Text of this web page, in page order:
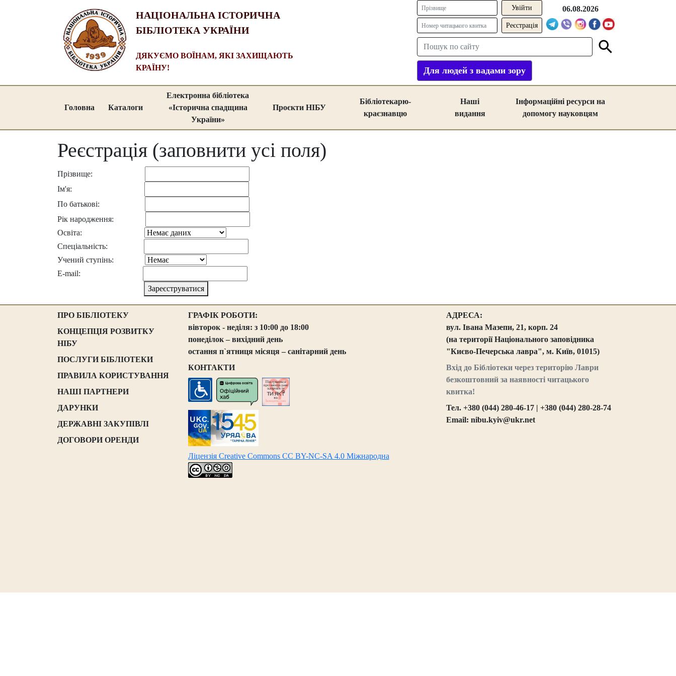
НАЦІОНАЛЬНА ІСТОРИЧНА
БІБЛІОТЕКА УКРАЇНИ
ДЯКУЄМО ВОЇНАМ, ЯКІ ЗАХИЩАЮТЬ
КРАЇНУ!
Реєстрація
06.08.2026
Для людей з вадами зору
Головна Каталоги
Електронна бібліотека
«Історична спадщина
України»
Проєкти НІБУ
Бібліотекарю-
краєзнавцю
Наші
видання
Інформаційні ресурси на
допомогу науковцям
Реєстрація (заповнити усі поля)
Прізвище:
Ім'я:
По батькові:
Рік народження:
Освіта:
Спеціальність:
Учений ступінь:
E-mail:
Зареєструватися
ПРО БІБЛІОТЕКУ
КОНЦЕПЦІЯ РОЗВИТКУ
НІБУ
ПОСЛУГИ БІБЛІОТЕКИ
ПРАВИЛА КОРИСТУВАННЯ
НАШІ ПАРТНЕРИ
ДАРУНКИ
ДЕРЖАВНІ ЗАКУПІВЛІ
ДОГОВОРИ ОРЕНДИ
ГРАФІК РОБОТИ:
вівторок - неділя: з 10:00 до 18:00
понеділок – вихідний день
остання п`ятниця місяця – санітарний день
КОНТАКТИ
Ліцензія Creative Commons CC BY-NC-SA 4.0 Міжнародна
АДРЕСА:
вул. Івана Мазепи, 21, корп. 24
(на території Національного заповідника
"Києво-Печерська лавра", м. Київ, 01015)
Вхід до Бібліотеки через територію Лаври
безкоштовний за наявності читацького
квитка!
Тел. +380 (044) 280-46-17 | +380 (044) 280-28-74
Email: nibu.kyiv@ukr.net